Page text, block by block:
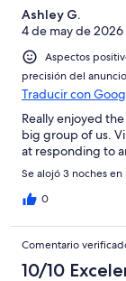
Mediocre
Ashley G.
4 de may de 2026
Aspectos
precisión del anuncio
Traducir con
Really enjoyed
big group of us.
at responding to
Se alojó 3 noches
0
Comentario
10/10